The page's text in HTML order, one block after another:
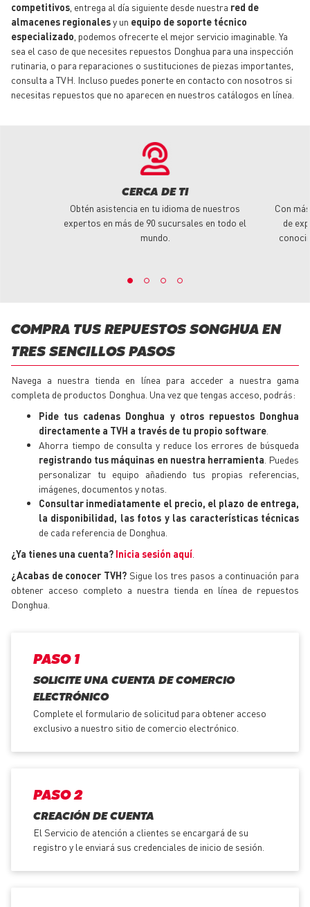
competitivos , entrega al día siguiente desde nuestra red de
almacenes regionalesy un equipo de soporte técnico
especializado , podemos ofrecerte el mejor servicio imaginable. Ya
sea el caso de que necesites repuestos Donghua para una inspección
rutinaria, o para reparaciones o sustituciones de piezas importantes,
consulta a TVH. Incluso puedes ponerte en contacto con nosotros si
necesitas repuestos que no aparecen en nuestros catálogos en línea.
CERCA DE TI
Obtén asistencia en tu idioma de nuestros
expertos en más de 90 sucursales en todo el
mundo.
Con
de
COMPRA TUS REPUESTOS SONGHUA EN
TRES SENCILLOS PASOS
Navega a nuestra tienda en línea para acceder a nuestra gama
completa de productos Donghua. Una vez que tengas acceso, podrás:
Pide tus cadenas Donghua y otros repuestosDonghua
directamente a TVH a través de tu propio software
Ahorra tiempo de consulta y reduce los errores de búsqueda
registrando tus máquinas en nuestra herramienta . Puedes
personalizar tu equipo añadiendo tus propias referencias,
imágenes, documentos y notas.
Consultar inmediatamente el precio, el plazo de entrega,
la disponibilidad, las fotos y las características técnicas
de cada referencia de Donghua.
¿Ya tienes una cuenta? Inicia sesión aquí
¿Acabas de conocer TVH? Sigue los tres pasos a continuación para
obtener acceso completo a nuestra tienda en línea de repuestos
Donghua.
PASO 1
SOLICITE UNA CUENTA DE COMERCIO
ELECTRÓNICO
Complete el formulario de solicitud para obtener acceso
exclusivo a nuestro sitio de comercio electrónico.
PASO 2
CREACIÓN DE CUENTA
El Servicio de atención a clientes se encargará de su
registro y le enviará sus credenciales de inicio de sesión.